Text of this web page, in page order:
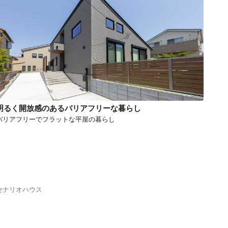
るく開放感のあるバリアフリーな暮らし
リアフリーでフラットな平屋の暮らし
ナリオハウス